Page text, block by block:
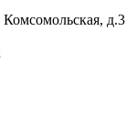
д.3